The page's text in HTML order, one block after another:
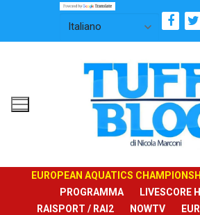
contenuto
EUROPEAN AQUATICS
PROGRAMMA
LIVESCORE
RAISPORT / RAI2
NOWTV